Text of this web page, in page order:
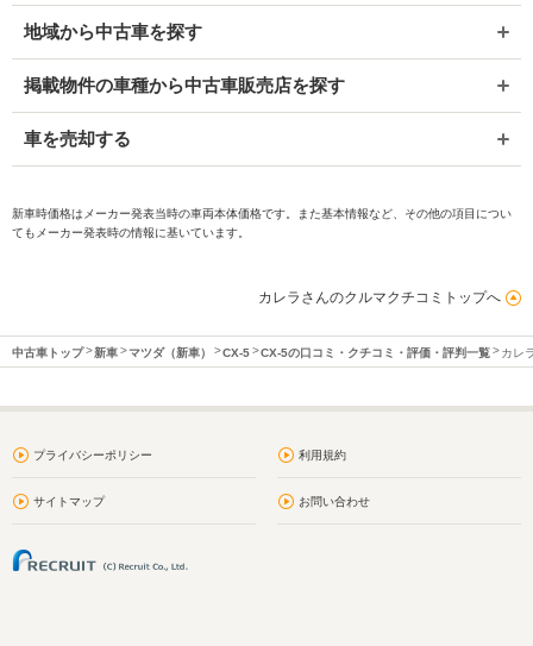
地域から中古車を探す
掲載物件の車種から中古車販売店を探す
車を売却する
新車時価格はメーカー発表当時の車両本体価格です。また基本情報など、その他の項目につい
てもメーカー発表時の情報に基いています。
カレラさんのクルマクチコミトップへ
中古車トップ 新車 マツダ（新車） CX-5 CX-5の口コミ・クチコミ・評価・評判一覧 カレ
プライバシーポリシー 利用規約
サイトマップ お問い合わせ